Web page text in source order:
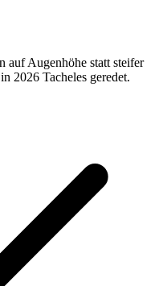
auf Augenhöhe statt steifer
2026 Tacheles geredet.